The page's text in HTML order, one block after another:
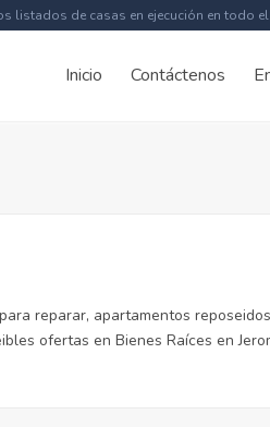
listados de casas en ejecución en todo
Inicio Contáctenos
reparar, apartamentos
ofertas en Bienes Raíces en